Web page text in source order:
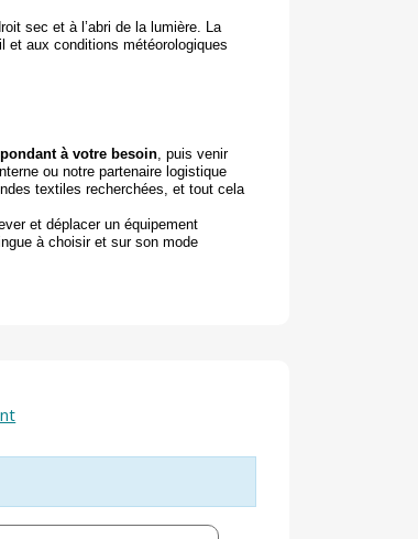
sec et à l’abri de la lumière. La
et aux conditions météorologiques
à votre besoin , puis venir
ou notre partenaire logistique
textiles recherchées, et tout cela
et déplacer un équipement
à choisir et sur son mode